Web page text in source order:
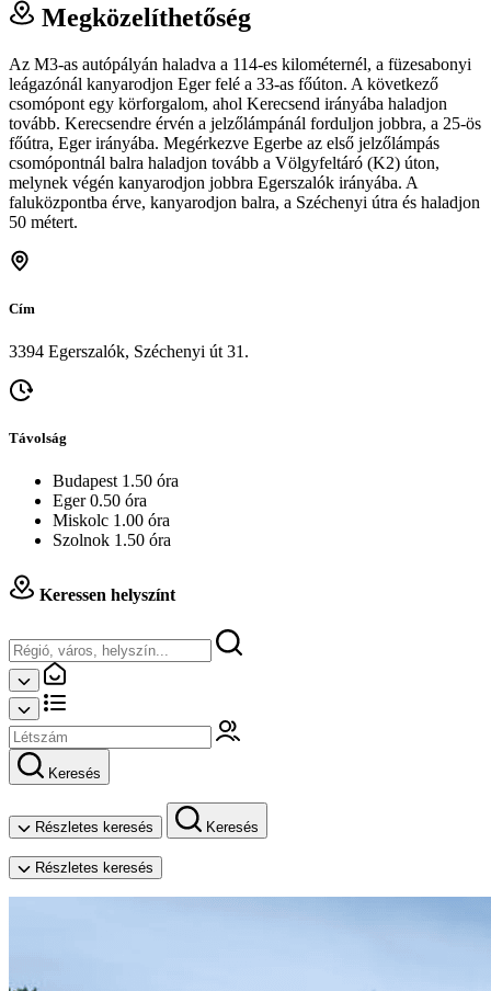
Megközelíthetőség
Az M3-as autópályán haladva a 114-es kilométernél, a füzesabonyi
leágazónál kanyarodjon Eger felé a 33-as főúton. A következő
csomópont egy körforgalom, ahol Kerecsend irányába haladjon
tovább. Kerecsendre érvén a jelzőlámpánál forduljon jobbra, a 25-ös
főútra, Eger irányába. Megérkezve Egerbe az első jelzőlámpás
csomópontnál balra haladjon tovább a Völgyfeltáró (K2) úton,
melynek végén kanyarodjon jobbra Egerszalók irányába. A
faluközpontba érve, kanyarodjon balra, a Széchenyi útra és haladjon
50 métert.
Cím
3394 Egerszalók, Széchenyi út 31.
Távolság
Budapest 1.50 óra
Eger 0.50 óra
Miskolc 1.00 óra
Szolnok 1.50 óra
Keressen helyszínt
Keresés
Részletes keresés Keresés
Részletes keresés